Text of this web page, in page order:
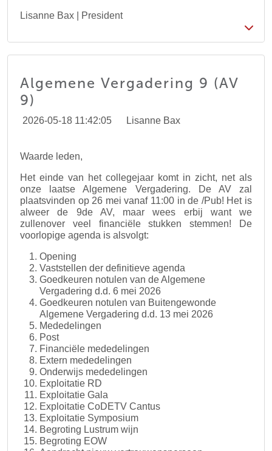
Lisanne Bax | President
Algemene Vergadering 9 (AV
9)
2026-05-18 11:42:05 Lisanne Bax
Waarde leden,
Het einde van het collegejaar komt in zicht, net als
onze laatse Algemene Vergadering. De AV zal
plaatsvinden op 26 mei vanaf 11:00 in de /Pub! Het is
alweer de 9de AV, maar wees erbij want we
zullenover veel financiële stukken stemmen! De
voorlopige agenda is alsvolgt:
Opening
Vaststellen der definitieve agenda
Goedkeuren notulen van de Algemene
Vergadering d.d. 6 mei 2026
Goedkeuren notulen van Buitengewonde
Algemene Vergadering d.d. 13 mei 2026
Mededelingen
Post
Financiële mededelingen
Extern mededelingen
Onderwijs mededelingen
Exploitatie RD
Exploitatie Gala
Exploitatie CoDETV Cantus
Exploitatie Symposium
Begroting Lustrum wijn
Begroting EOW